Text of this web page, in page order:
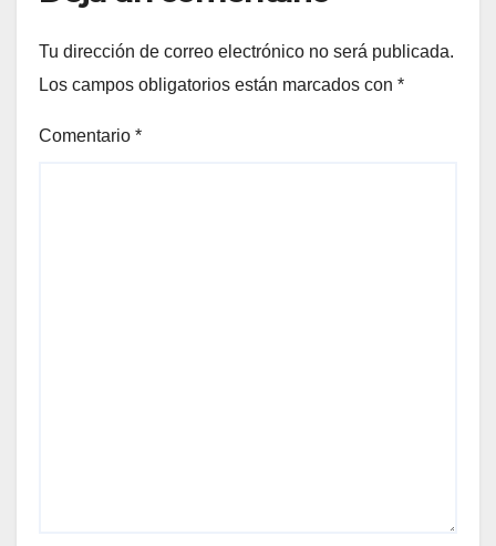
Tu dirección de correo electrónico no será publicada.
Los campos obligatorios están marcados con *
Comentario *